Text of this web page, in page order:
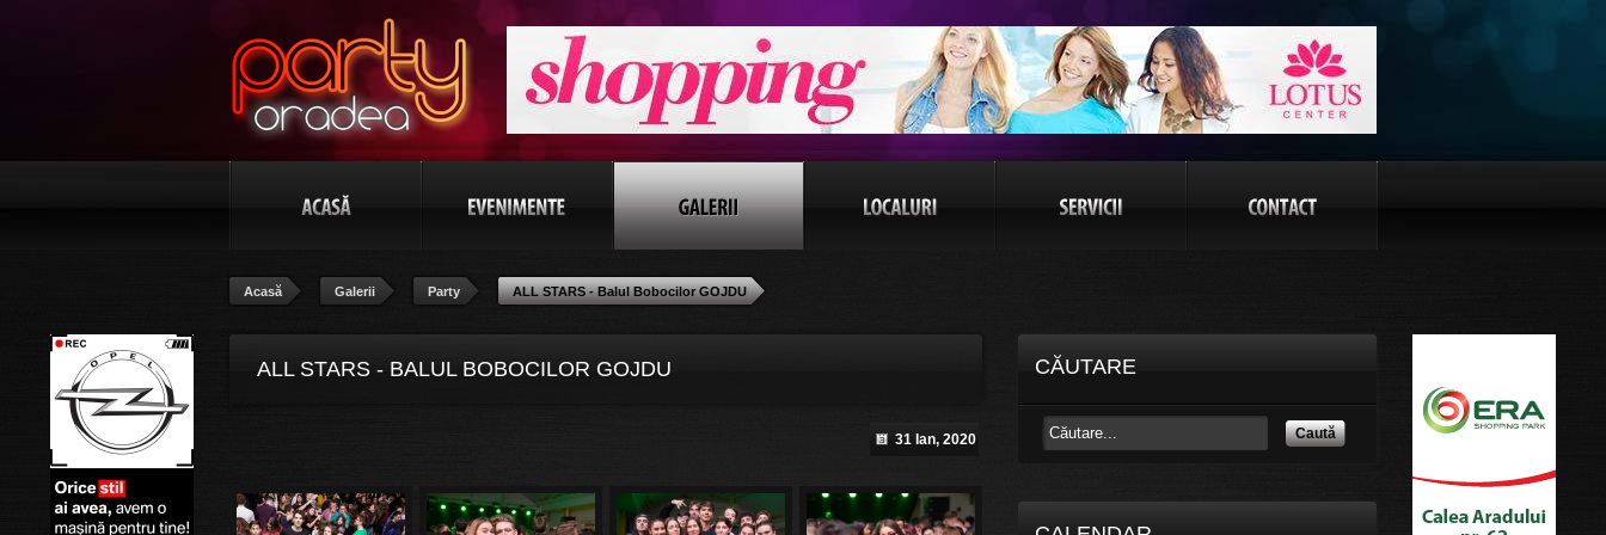
Acasă Galerii Party ALL STARS - Balul Bobocilor GOJDU
ALL STARS - BALUL BOBOCILOR GOJDU
31 Ian, 2020
CĂUTARE
Caută